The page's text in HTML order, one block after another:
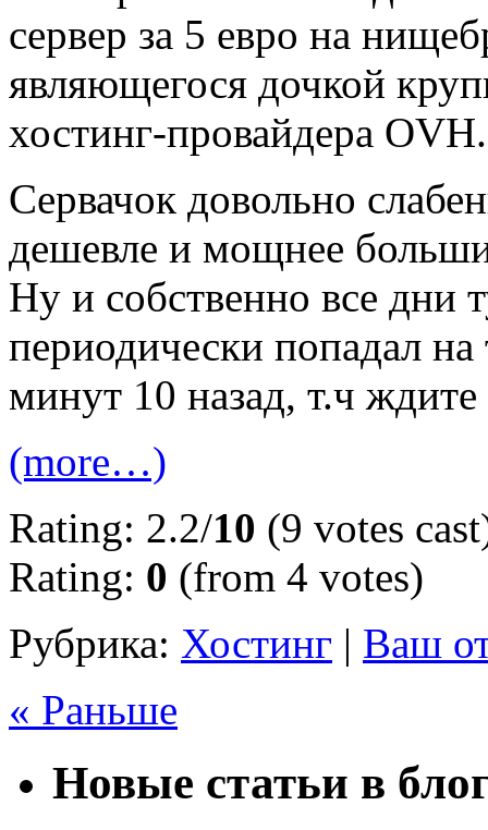
сервер за 5 евро на
являющегося дочкой
хостинг-провайдера OVH.
Сервачок довольно
дешевле и мощнее
Ну и собственно все дни
периодически попадал
минут 10 назад, т.ч
(more…)
Rating: 2.2/10 (9 votes
Rating: 0 (from 4 votes)
Рубрика: Хостинг | Ваш
« Раньше
Новые статьи в